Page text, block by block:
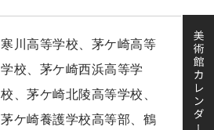
寒川高等学校、茅ケ崎高等
学校、茅ケ崎西浜高等学
校、茅ケ崎北陵高等学校、
茅ケ崎養護学校高等部、鶴